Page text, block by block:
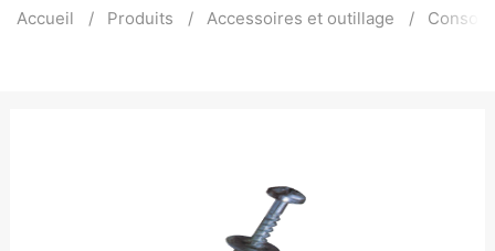
Accueil Produits Accessoires et outillage